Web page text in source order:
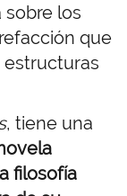
sobre los
que
, tiene una
filosofía